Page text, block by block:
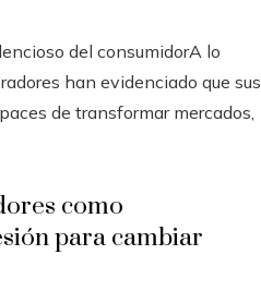
del consumidorA lo
han evidenciado que sus
de transformar mercados,
como
para cambiar